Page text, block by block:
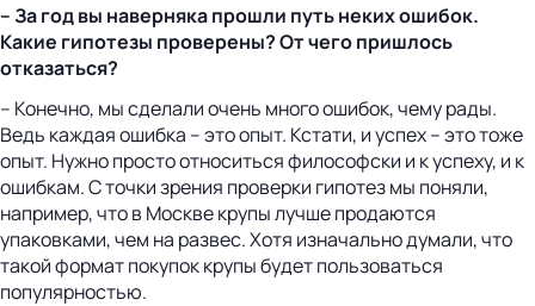
– За год вы наверняка прошли путь неких ошибок.
Какие гипотезы проверены? От чего пришлось
отказаться?
– Конечно, мы сделали очень много ошибок, чему рады.
Ведь каждая ошибка – это опыт. Кстати, и успех – это тоже
опыт. Нужно просто относиться философски и к успеху, и к
ошибкам. С точки зрения проверки гипотез мы поняли,
например, что в Москве крупы лучше продаются
упаковками, чем на развес. Хотя изначально думали, что
такой формат покупок крупы будет пользоваться
популярностью.